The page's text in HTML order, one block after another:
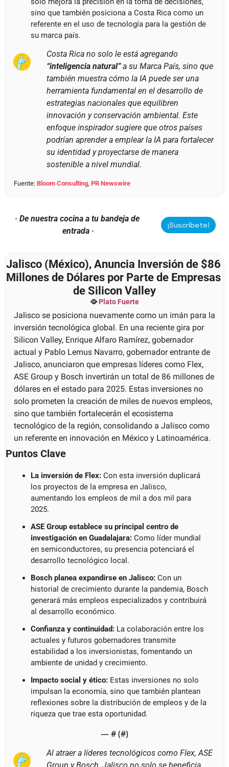
sino que también posiciona a Costa Rica como un
referente en el uso de tecnología para la gestión de
su marca país.
“inteligencia natural” a su Marca País, sino que
también muestra cómo la IA puede ser una
herramienta fundamental en el desarrollo de
estrategias nacionales que equilibren
innovación y conservación ambiental. Este
enfoque inspirador sugiere que otros países
podrían aprender a emplear la IA para fortalecer
su identidad y proyectarse de manera
sostenible a nivel mundial.
Fuente: Bloom Consulting, PR Newswire
· De nuestra cocina a tu bandeja de
entrada ·
¡Suscríbete!
Jalisco (México), Anuncia Inversión de $86
Millones de Dólares por Parte de Empresas
de Silicon Valley
🥘 Plato Fuerte
Jalisco se posiciona nuevamente como un imán para la
inversión tecnológica global. En una reciente gira por
Silicon Valley, Enrique Alfaro Ramírez, gobernador
actual y Pablo Lemus Navarro, gobernador entrante de
Jalisco, anunciaron que empresas líderes como Flex,
ASE Group y Bosch invertirán un total de 86 millones de
dólares en el estado para 2025. Estas inversiones no
solo prometen la creación de miles de nuevos empleos,
sino que también fortalecerán el ecosistema
tecnológico de la región, consolidando a Jalisco como
un referente en innovación en México y Latinoamérica.
Puntos Clave
La inversión de Flex: Con esta inversión duplicará
los proyectos de la empresa en Jalisco,
aumentando los empleos de mil a dos mil para
2025.
ASE Group establece su principal centro de
investigación en Guadalajara: Como líder mundial
en semiconductores, su presencia potenciará el
desarrollo tecnológico local.
Bosch planea expandirse en Jalisco: Con un
historial de crecimiento durante la pandemia, Bosch
generará más empleos especializados y contribuirá
al desarrollo económico.
Confianza y continuidad: La colaboración entre los
actuales y futuros gobernadores transmite
estabilidad a los inversionistas, fomentando un
ambiente de unidad y crecimiento.
Impacto social y ético: Estas inversiones no solo
impulsan la economía, sino que también plantean
reflexiones sobre la distribución de empleos y de la
riqueza que trae esta oportunidad.
— # (#)
Al atraer a líderes tecnológicos como Flex, ASE
Group y Bosch, Jalisco no solo se beneficia